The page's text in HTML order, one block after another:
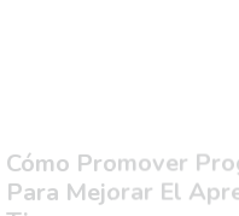
varios gobiernos en
distribución de